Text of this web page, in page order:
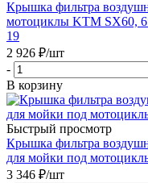
Крышка фильтра
мотоциклы KTM SX60,
19
2 926 ₽/шт
-
В корзину
Быстрый просмотр
Крышка фильтра
для мойки под
3 346 ₽/шт